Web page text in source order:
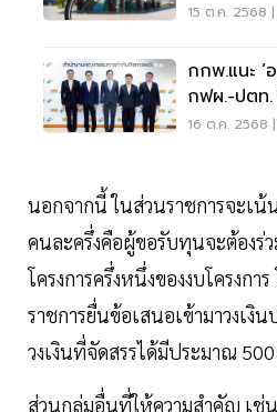
15 ต.ค. 2568 |
กกพ.แนะ ‘
กฟผ.-ปตท.
ภาระค่าไฟแ
16 ต.ค. 2568
นอกจากนี้ ในส่วนราชการจะเน้
คนละครึ่งคือผู้ขอรับทุนจะต้องร่ว
โครงการครึ่งหนึ่งของงบโครงกา
ราชการยื่นข้อเสนอเข้ามาวงเงิ
วงเงินที่จัดสรรได้มีประมาณ
ส่วนกลุ่มอื่นที่ให้ความสำคัญ เช่